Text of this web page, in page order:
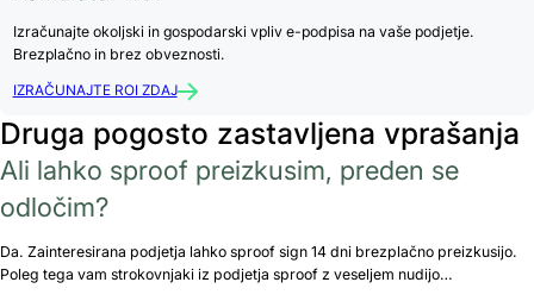
Izračunajte okoljski in gospodarski vpliv e-podpisa na vaše podjetje.
Brezplačno in brez obveznosti.
IZRAČUNAJTE ROI ZDAJ
Druga pogosto zastavljena vprašanja
Ali lahko sproof preizkusim, preden se
odločim?
Da. Zainteresirana podjetja lahko sproof sign 14 dni brezplačno preizkusijo.
Poleg tega vam strokovnjaki iz podjetja sproof z veseljem nudijo…